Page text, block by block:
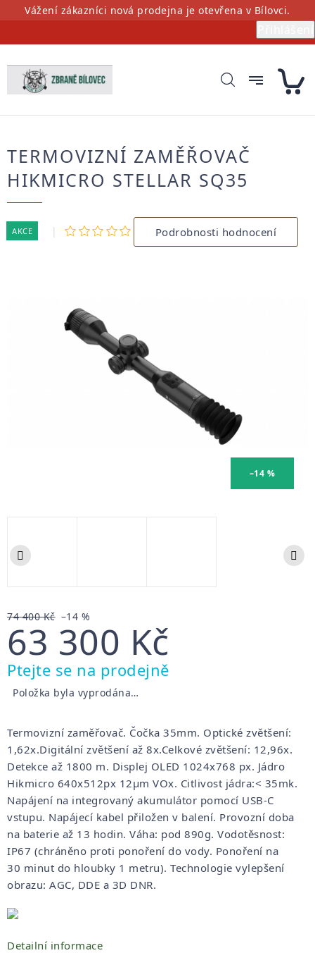
PřejítVážení zákazníci nová prodejna je otevřena v Bílovci.
TERMOVIZNÍ ZAMĚŘOVAČ
HIKMICRO STELLAR SQ35
AKCE
Průměrné
hodnocení
produktu
Podrobnosti hodnocení
–14 %
74 400 Kč –14 %
63 300 Kč
Měrná
cena:
Ptejte se na prodejně
Položka byla vyprodána…
Termovizní zaměřovač. Čočka 35mm. Optické zvětšení:
1,62x.Digitální zvětšení až 8x.Celkové zvětšení: 12,96x.
Detekce až 1800 m. Displej OLED 1024x768 px. Jádro
Hikmicro 640x512px 12µm VOx. Citlivost jádra:< 35mk.
Napájení na integrovaný akumulátor pomocí USB-C
vstupu. Napájecí kabel přiložen v balení. Provozní doba
na baterie až 13 hodin. Váha: pod 890g. Vodotěsnost:
IP67 (chráněno proti ponoření do vody. Ponoření na
30 minut do hloubky 1 metru). Technologie vylepšení
obrazu: AGC, DDE a 3D DNR.
Detailní informace